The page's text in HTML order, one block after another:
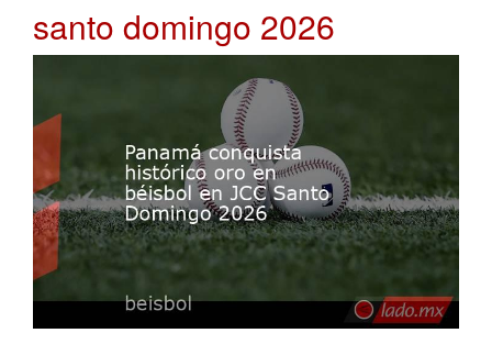
santo domingo 2026